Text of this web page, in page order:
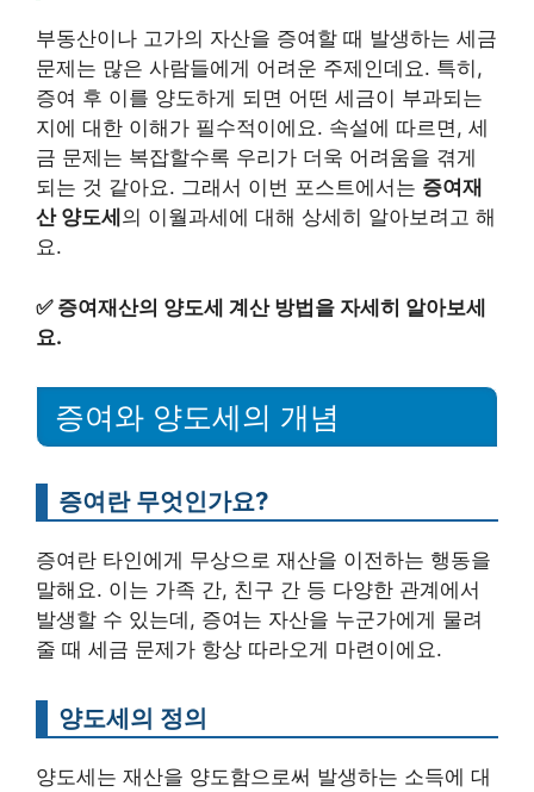
부동산이나 고가의 자산을 증여할 때 발생하는 세금
문제는 많은 사람들에게 어려운 주제인데요. 특히,
증여 후 이를 양도하게 되면 어떤 세금이 부과되는
지에 대한 이해가 필수적이에요. 속설에 따르면, 세
금 문제는 복잡할수록 우리가 더욱 어려움을 겪게
되는 것 같아요. 그래서 이번 포스트에서는 증여재
산 양도세 의 이월과세에 대해 상세히 알아보려고 해
요.
✅ 증여재산의 양도세 계산 방법을 자세히 알아보세
요.
증여와 양도세의 개념
증여란 무엇인가요?
증여란 타인에게 무상으로 재산을 이전하는 행동을
말해요. 이는 가족 간, 친구 간 등 다양한 관계에서
발생할 수 있는데, 증여는 자산을 누군가에게 물려
줄 때 세금 문제가 항상 따라오게 마련이에요.
양도세의 정의
양도세는 재산을 양도함으로써 발생하는 소득에 대